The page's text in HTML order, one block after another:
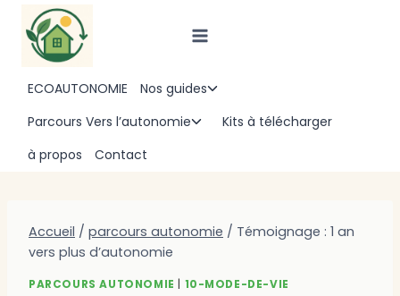
contenu
ECOAUTONOMIE Nos guides
le
Parcours Vers l’autonomie
Ouvrir/fermer
Kits à télécharger
à propos
Contact
Accueil / parcours autonomie / Témoignage : 1 an
vers plus d’autonomie
PARCOURS AUTONOMIE | 10-MODE-DE-VIE